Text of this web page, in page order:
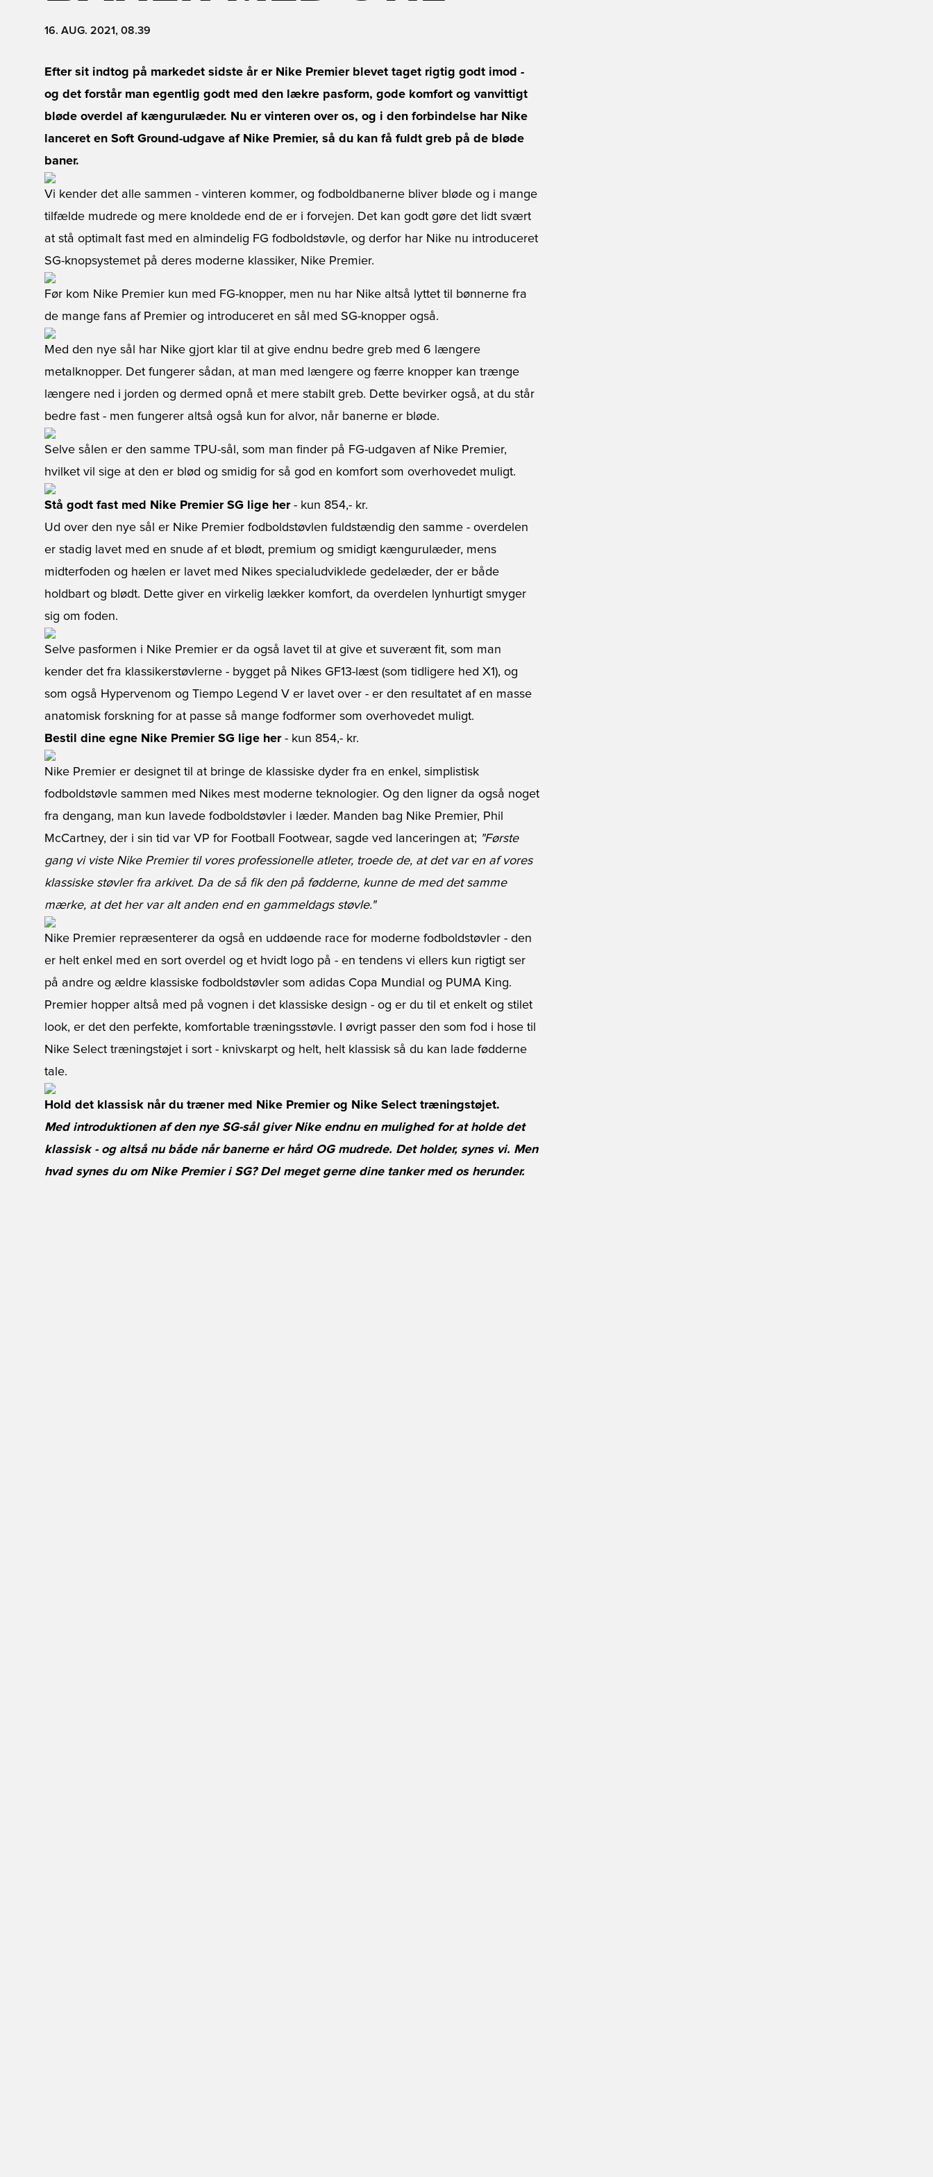
16. AUG. 2021, 08.39
Efter sit indtog på markedet sidste år er Nike Premier blevet taget rigtig godt imod -
og det forstår man egentlig godt med den lækre pasform, gode komfort og vanvittigt
bløde overdel af kængurulæder. Nu er vinteren over os, og i den forbindelse har Nike
lanceret en Soft Ground-udgave af Nike Premier, så du kan få fuldt greb på de bløde
baner.
Vi kender det alle sammen - vinteren kommer, og fodboldbanerne bliver bløde og i mange
tilfælde mudrede og mere knoldede end de er i forvejen. Det kan godt gøre det lidt svært
at stå optimalt fast med en almindelig FG fodboldstøvle, og derfor har Nike nu introduceret
SG-knopsystemet på deres moderne klassiker, Nike Premier.
Før kom Nike Premier kun med FG-knopper, men nu har Nike altså lyttet til bønnerne fra
de mange fans af Premier og introduceret en sål med SG-knopper også.
Med den nye sål har Nike gjort klar til at give endnu bedre greb med 6 længere
metalknopper. Det fungerer sådan, at man med længere og færre knopper kan trænge
længere ned i jorden og dermed opnå et mere stabilt greb. Dette bevirker også, at du står
bedre fast - men fungerer altså også kun for alvor, når banerne er bløde.
Selve sålen er den samme TPU-sål, som man finder på FG-udgaven af Nike Premier,
hvilket vil sige at den er blød og smidig for så god en komfort som overhovedet muligt.
Stå godt fast med Nike Premier SG lige her- kun 854,- kr.
Ud over den nye sål er Nike Premier fodboldstøvlen fuldstændig den samme - overdelen
er stadig lavet med en snude af et blødt, premium og smidigt kængurulæder, mens
midterfoden og hælen er lavet med Nikes specialudviklede gedelæder, der er både
holdbart og blødt. Dette giver en virkelig lækker komfort, da overdelen lynhurtigt smyger
sig om foden.
Selve pasformen i Nike Premier er da også lavet til at give et suverænt fit, som man
kender det fra klassikerstøvlerne - bygget på Nikes GF13-læst (som tidligere hed X1), og
som også Hypervenom og Tiempo Legend V er lavet over - er den resultatet af en masse
anatomisk forskning for at passe så mange fodformer som overhovedet muligt.
Bestil dine egne Nike Premier SG lige her- kun 854,- kr.
Nike Premier er designet til at bringe de klassiske dyder fra en enkel, simplistisk
fodboldstøvle sammen med Nikes mest moderne teknologier. Og den ligner da også noget
fra dengang, man kun lavede fodboldstøvler i læder. Manden bag Nike Premier, Phil
McCartney, der i sin tid var VP for Football Footwear, sagde ved lanceringen at; "Første
gang vi viste Nike Premier til vores professionelle atleter, troede de, at det var en af vores
klassiske støvler fra arkivet. Da de så fik den på fødderne, kunne de med det samme
mærke, at det her var alt anden end en gammeldags støvle."
Nike Premier repræsenterer da også en uddøende race for moderne fodboldstøvler - den
er helt enkel med en sort overdel og et hvidt logo på - en tendens vi ellers kun rigtigt ser
på andre og ældre klassiske fodboldstøvler som adidas Copa Mundial og PUMA King.
Premier hopper altså med på vognen i det klassiske design - og er du til et enkelt og stilet
look, er det den perfekte, komfortable træningsstøvle. I øvrigt passer den som fod i hose til
Nike Select træningstøjet i sort - knivskarpt og helt, helt klassisk så du kan lade fødderne
tale.
Hold det klassisk når du træner med Nike Premier og Nike Select træningstøjet.
Med introduktionen af den nye SG-sål giver Nike endnu en mulighed for at holde det
klassisk - og altså nu både når banerne er hård OG mudrede. Det holder, synes vi. Men
hvad synes du om Nike Premier i SG? Del meget gerne dine tanker med os herunder.